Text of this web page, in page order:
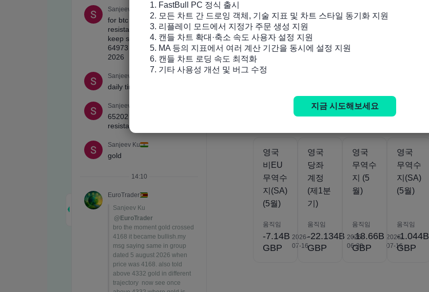
영국
비EU
무역수
지(SA)
(5월)
움직임
-7.14B
GBP
2026-
07-16
영국
당좌
계정
(제1분
기)
움직임
-22.134B
GBP
2026-
06-30
영국
무역수
지 (5
월)
움직임
-18.66B
GBP
2026-
07-16
영국
무역수
지(SA)
(5월)
움직임
-1.044B
GBP
1. FastBull PC 정식 출시
2. 모든 차트 간 드로잉 객체, 기술 지표 및 차트 스타일 동기화 지원
3. 리플레이 모드에서 지정가 주문 생성 지원
4. 캔들 차트 확대·축소 속도 사용자 설정 지원
5. MA 등의 지표에서 여러 계산 기간을 동시에 설정 지원
6. 캔들 차트 로딩 속도 최적화
7. 기타 사용성 개선 및 버그 수정
지금 시도해보세요